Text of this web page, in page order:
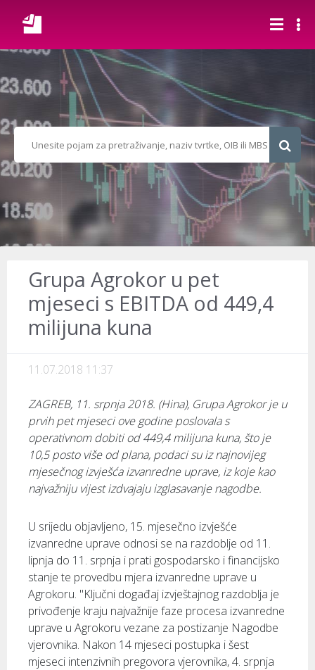
Grupa Agrokor u pet
mjeseci s EBITDA od 449,4
milijuna kuna
11.07.2018 11:37
ZAGREB, 11. srpnja 2018. (Hina), Grupa Agrokor je u
prvih pet mjeseci ove godine poslovala s
operativnom dobiti od 449,4 milijuna kuna, što je
10,5 posto više od plana, podaci su iz najnovijeg
mjesečnog izvješća izvanredne uprave, iz koje kao
najvažniju vijest izdvajaju izglasavanje nagodbe.
U srijedu objavljeno, 15. mjesečno izvješće
izvanredne uprave odnosi se na razdoblje od 11.
lipnja do 11. srpnja i prati gospodarsko i financijsko
stanje te provedbu mjera izvanredne uprave u
Agrokoru. "Ključni događaj izvještajnog razdoblja je
privođenje kraju najvažnije faze procesa izvanredne
uprave u Agrokoru vezane za postizanje Nagodbe
vjerovnika. Nakon 14 mjeseci postupka i šest
mjeseci intenzivnih pregovora vjerovnika, 4. srpnja